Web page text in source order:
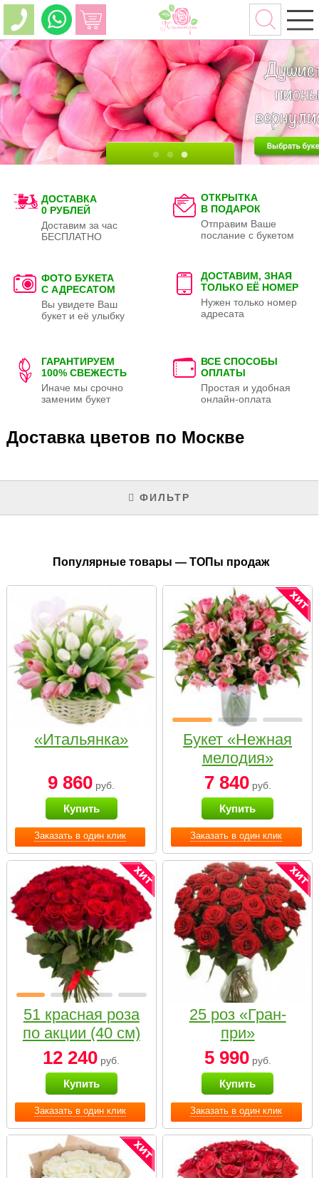
ДОСТАВКА
0 РУБЛЕЙ
Доставим за час
БЕСПЛАТНО
ОТКРЫТКА
В ПОДАРОК
Отправим Ваше
послание с букетом
ФОТО БУКЕТА
С АДРЕСАТОМ
Вы увидете Ваш
букет и её улыбку
ДОСТАВИМ, ЗНАЯ
ТОЛЬКО ЕЁ НОМЕР
Нужен только номер
адресата
ГАРАНТИРУЕМ
100% СВЕЖЕСТЬ
Иначе мы срочно
заменим букет
ВСЕ СПОСОБЫ
ОПЛАТЫ
Простая и удобная
онлайн-оплата
Доставка цветов по Москве
ФИЛЬТР
Популярные товары — ТОПы продаж
Заказать в один клик
«Итальянка»
9 860 руб.
Купить
Заказать в один клик
Букет «Нежная
мелодия»
7 840руб.
Купить
Заказать в один клик
51 красная роза
по акции (40 см)
12 240 руб.
Купить
Заказать в один клик
25 роз «Гран-
при»
5 990руб.
Купить